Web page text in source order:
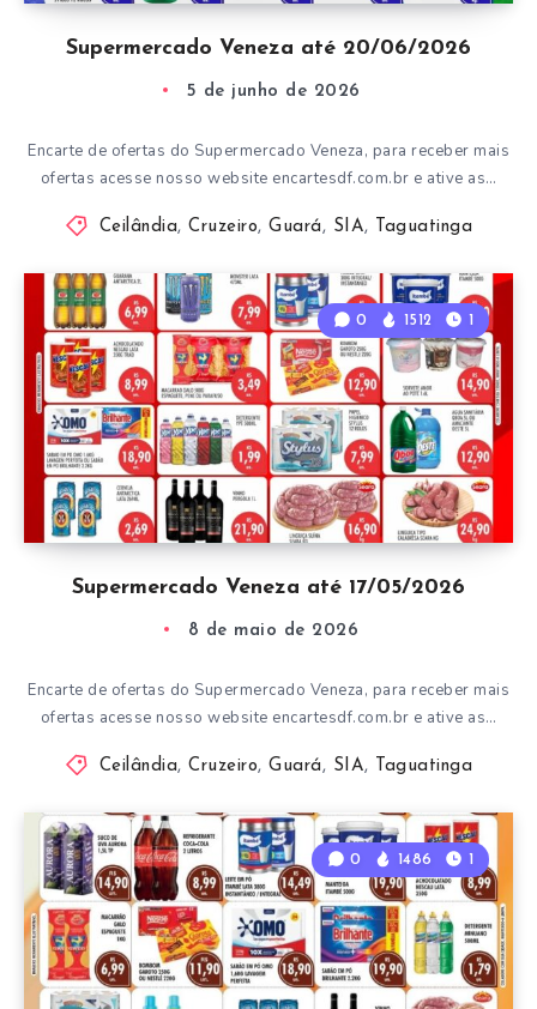
Supermercado Veneza até 20/06/2026
5 de junho de 2026
Encarte de ofertas do Supermercado Veneza, para receber mais
ofertas acesse nosso website encartesdf.com.br e ative as…
Ceilândia, Cruzeiro, Guará , SIA, Taguatinga
Supermercado Veneza até 17/05/2026
0 1512 1
8 de maio de 2026
Encarte de ofertas do Supermercado Veneza, para receber mais
ofertas acesse nosso website encartesdf.com.br e ative as…
Ceilândia, Cruzeiro, Guará , SIA, Taguatinga
0 1486 1